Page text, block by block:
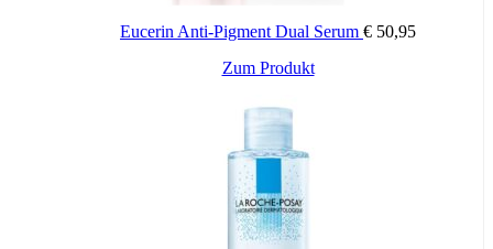
Eucerin Anti-Pigment Dual Serum € 50,95
Zum Produkt